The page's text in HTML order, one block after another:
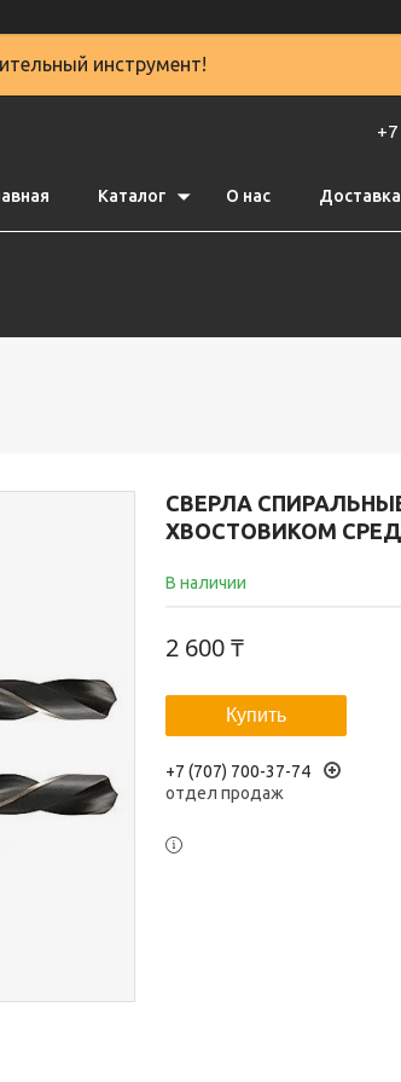
инструмент!
Каталог О нас
СВЕРЛА
ХВОСТОВИКОМ
В наличии
2 600 ₸
Купить
+7 (707) 700-37-74
отдел продаж